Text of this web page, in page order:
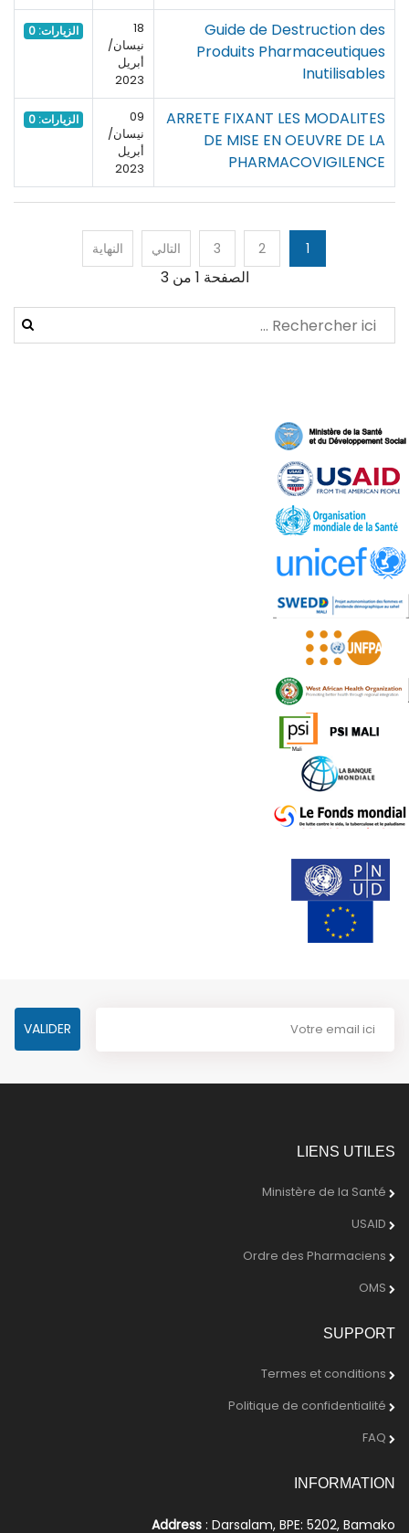
Guide de Destruction des
Produits Pharmaceutiques
Inutilisables
18
نيسان/
أبريل
2023
الزيارات: 0
ARRETE FIXANT LES MODALITES
DE MISE EN OEUVRE DE LA
PHARMACOVIGILENCE
09
نيسان/
أبريل
2023
الزيارات: 0
1
2
3 التالي النهاية
الصفحة 1 من 3
LIENS UTILES
Ministère de la Santé
USAID
Ordre des Pharmaciens
OMS
SUPPORT
Termes et conditions
Politique de confidentialité
FAQ
INFORMATION
Address : Darsalam, BPE: 5202, Bamako